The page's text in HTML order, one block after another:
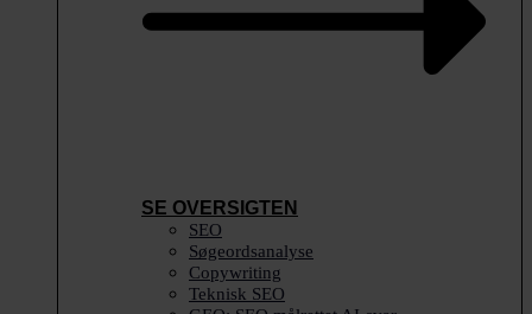
SE OVERSIGTEN
SEO
Søgeordsanalyse
Copywriting
Teknisk SEO